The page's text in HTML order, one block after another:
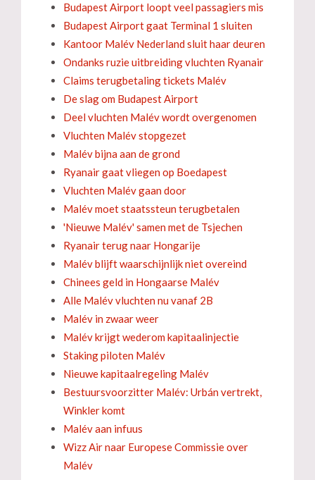
Budapest Airport loopt veel passagiers mis
Budapest Airport gaat Terminal 1 sluiten
Kantoor Malév Nederland sluit haar deuren
Ondanks ruzie uitbreiding vluchten Ryanair
Claims terugbetaling tickets Malév
De slag om Budapest Airport
Deel vluchten Malév wordt overgenomen
Vluchten Malév stopgezet
Malév bijna aan de grond
Ryanair gaat vliegen op Boedapest
Vluchten Malév gaan door
Malév moet staatssteun terugbetalen
'Nieuwe Malév' samen met de Tsjechen
Ryanair terug naar Hongarije
Malév blijft waarschijnlijk niet overeind
Chinees geld in Hongaarse Malév
Alle Malév vluchten nu vanaf 2B
Malév in zwaar weer
Malév krijgt wederom kapitaalinjectie
Staking piloten Malév
Nieuwe kapitaalregeling Malév
Bestuursvoorzitter Malév: Urbán vertrekt,
Winkler komt
Malév aan infuus
Wizz Air naar Europese Commissie over
Malév